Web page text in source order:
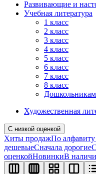
Развивающие и
Учебная литература
1 класс
2 класс
3 класс
4 класс
5 класс
6 класс
7 класс
8 класс
Дошкольникам
Художественная
С низкой оценкой
Хиты продажПо
дешевыеСначала дорогие
оценкойНовинкиВ